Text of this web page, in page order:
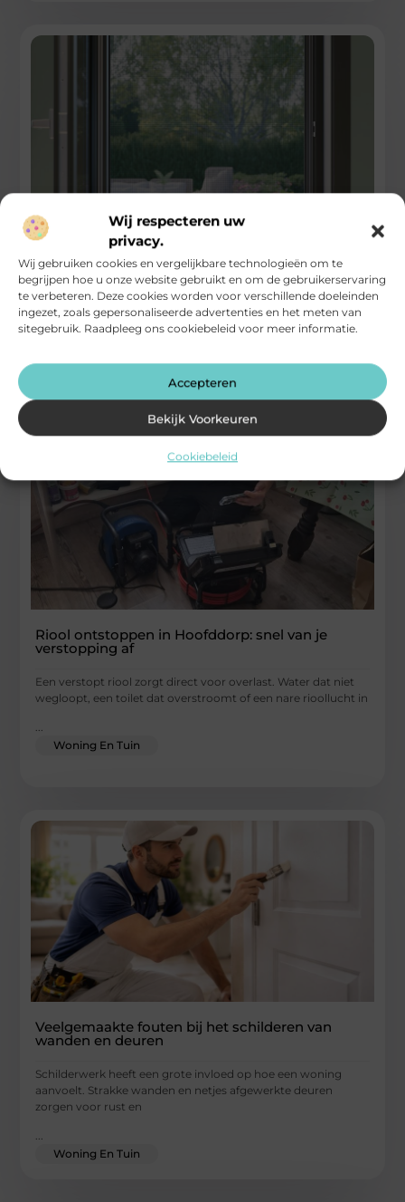
Wij respecteren uw
privacy.
Wij gebruiken cookies en vergelijkbare technologieën om te
begrijpen hoe u onze website gebruikt en om de gebruikerservaring
te verbeteren. Deze cookies worden voor verschillende doeleinden
ingezet, zoals gepersonaliseerde advertenties en het meten van
sitegebruik. Raadpleeg ons cookiebeleid voor meer informatie.
Accepteren
Bekijk Voorkeuren
Cookiebeleid
Nieuw klemsysteem maakt inzethor populairder
dan ooit
De inzethor bestaat al jaren, maar lange tijd had het product
een imago dat er niet bepaald om vroeg. Rammelend
...
Riool ontstoppen in Hoofddorp: snel van je
verstopping af
Een verstopt riool zorgt direct voor overlast. Water dat niet
wegloopt, een toilet dat overstroomt of een nare rioollucht in
Woning En Tuin
Veelgemaakte fouten bij het schilderen van
wanden en deuren
Schilderwerk heeft een grote invloed op hoe een woning
aanvoelt. Strakke wanden en netjes afgewerkte deuren
zorgen voor rust en
...
Woning En Tuin